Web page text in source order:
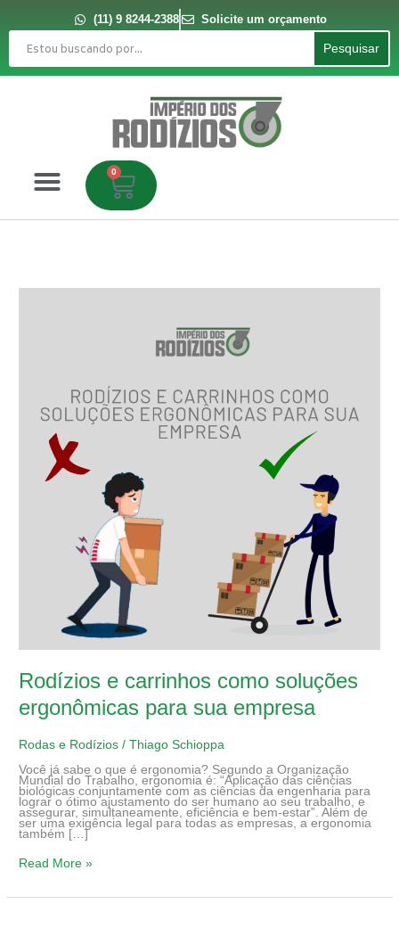
conteúdo
(11) 9 8244-2388
Solicite um orçamento
Pesquisar
Pesquisar
0
Carrinho
Rodízios e carrinhos como soluções
ergonômicas para sua empresa
Rodas e Rodízios /Thiago Schioppa
Você já sabe o que é ergonomia? Segundo a Organização
Mundial do Trabalho, ergonomia é: “Aplicação das ciências
biológicas conjuntamente com as ciências da engenharia para
lograr o ótimo ajustamento do ser humano ao seu trabalho, e
assegurar, simultaneamente, eficiência e bem-estar”. Além de
ser uma exigência legal para todas as empresas, a ergonomia
também […]
Rodízios
Read More »